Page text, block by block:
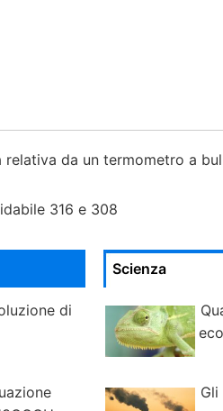
da un termometro a
316 e 308
di
Scienza